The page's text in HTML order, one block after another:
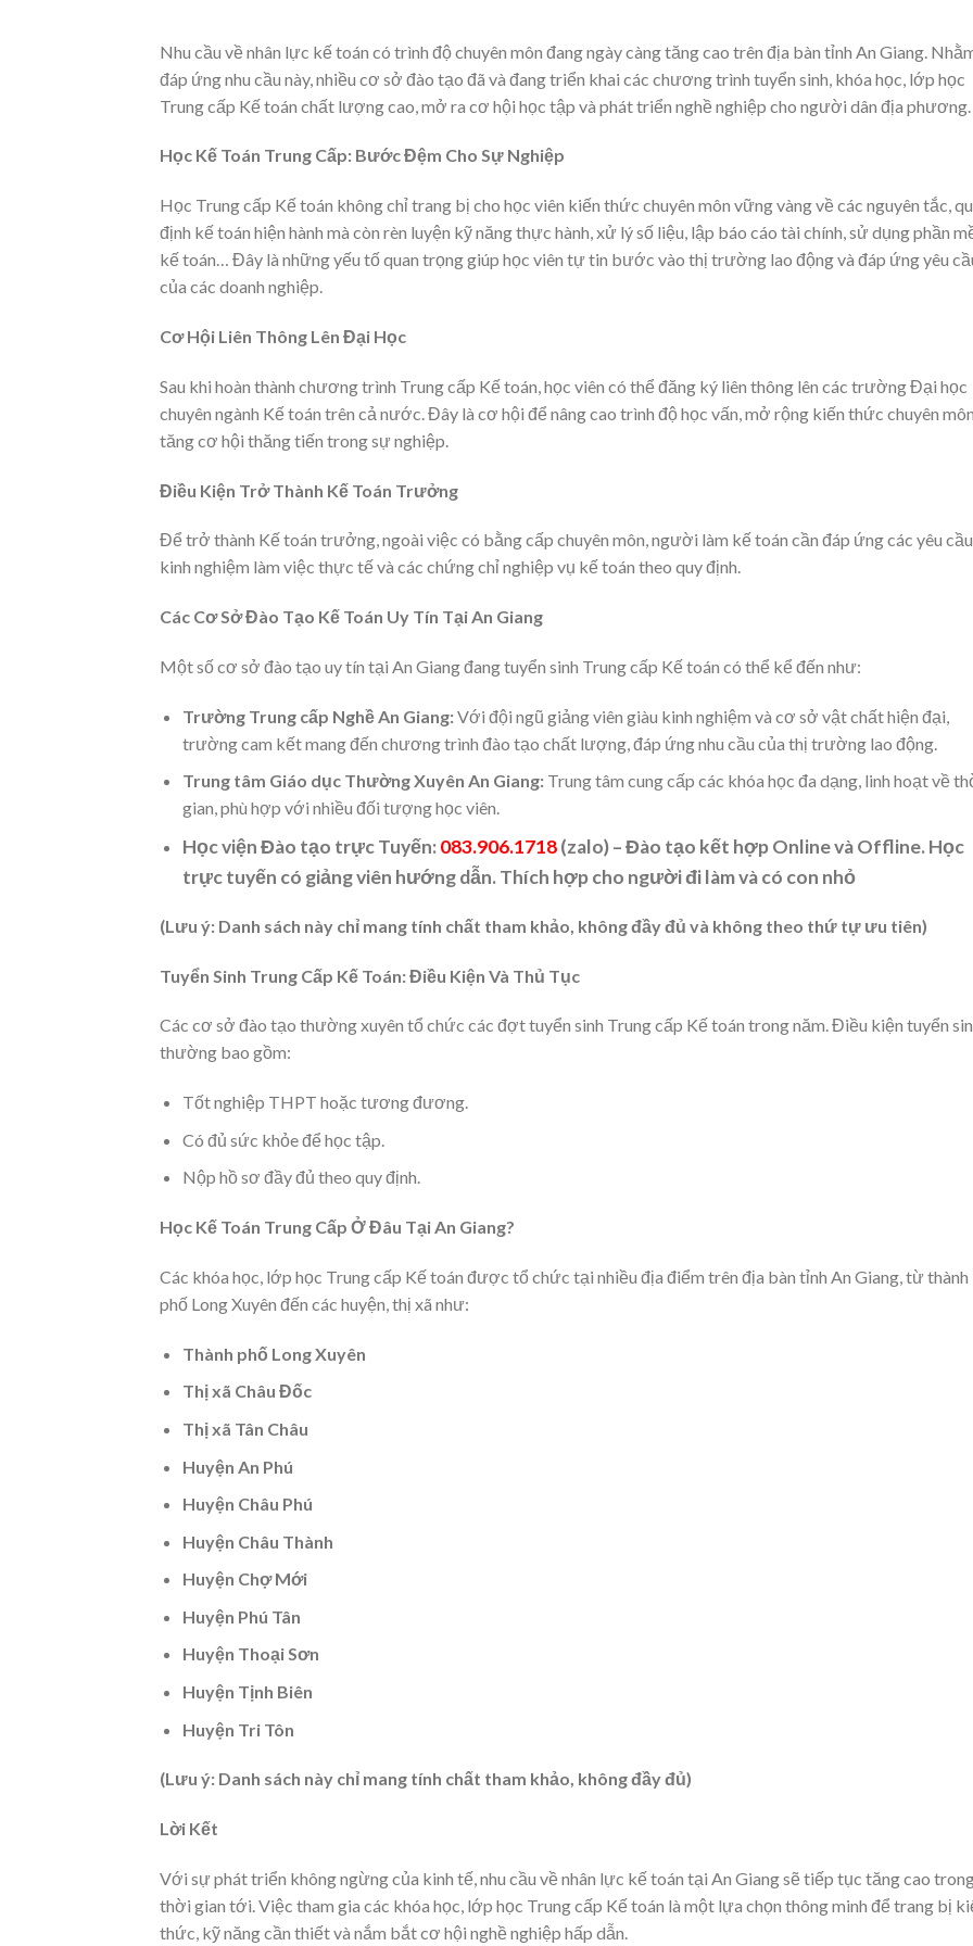
Nhu cầu về nhân lực kế toán có trình độ chuyên môn đang ngày càng tăng cao trên địa bàn tỉnh An Giang.
đáp ứng nhu cầu này, nhiều cơ sở đào tạo đã và đang triển khai các chương trình tuyển sinh, khóa học, lớp học
Trung cấp Kế toán chất lượng cao, mở ra cơ hội học tập và phát triển nghề nghiệp cho người dân địa phương.
Học Kế Toán Trung Cấp: Bước Đệm Cho Sự Nghiệp
Học Trung cấp Kế toán không chỉ trang bị cho học viên kiến thức chuyên môn vững vàng về các nguyên tắc,
định kế toán hiện hành mà còn rèn luyện kỹ năng thực hành, xử lý số liệu, lập báo cáo tài chính, sử dụng phần
kế toán… Đây là những yếu tố quan trọng giúp học viên tự tin bước vào thị trường lao động và đáp ứng yêu
của các doanh nghiệp.
Cơ Hội Liên Thông Lên Đại Học
Sau khi hoàn thành chương trình Trung cấp Kế toán, học viên có thể đăng ký liên thông lên các trường Đại học
chuyên ngành Kế toán trên cả nước. Đây là cơ hội để nâng cao trình độ học vấn, mở rộng kiến thức chuyên
tăng cơ hội thăng tiến trong sự nghiệp.
Điều Kiện Trở Thành Kế Toán Trưởng
Để trở thành Kế toán trưởng, ngoài việc có bằng cấp chuyên môn, người làm kế toán cần đáp ứng các yêu
kinh nghiệm làm việc thực tế và các chứng chỉ nghiệp vụ kế toán theo quy định.
Các Cơ Sở Đào Tạo Kế Toán Uy Tín Tại An Giang
Một số cơ sở đào tạo uy tín tại An Giang đang tuyển sinh Trung cấp Kế toán có thể kể đến như:
Trường Trung cấp Nghề An Giang:Với đội ngũ giảng viên giàu kinh nghiệm và cơ sở vật chất hiện đại,
trường cam kết mang đến chương trình đào tạo chất lượng, đáp ứng nhu cầu của thị trường lao động.
Trung tâm Giáo dục Thường Xuyên An Giang:Trung tâm cung cấp các khóa học đa dạng, linh hoạt về
gian, phù hợp với nhiều đối tượng học viên.
Học viện Đào tạo trực Tuyến:083.906.1718(zalo) – Đào tạo kết hợp Online và Offline. Học
trực tuyến có giảng viên hướng dẫn. Thích hợp cho người đi làm và có con nhỏ
(Lưu ý: Danh sách này chỉ mang tính chất tham khảo, không đầy đủ và không theo thứ tự ưu tiên)
Tuyển Sinh Trung Cấp Kế Toán: Điều Kiện Và Thủ Tục
Các cơ sở đào tạo thường xuyên tổ chức các đợt tuyển sinh Trung cấp Kế toán trong năm. Điều kiện tuyển
thường bao gồm:
Tốt nghiệp THPT hoặc tương đương.
Có đủ sức khỏe để học tập.
Nộp hồ sơ đầy đủ theo quy định.
Học Kế Toán Trung Cấp Ở Đâu Tại An Giang?
Các khóa học, lớp học Trung cấp Kế toán được tổ chức tại nhiều địa điểm trên địa bàn tỉnh An Giang, từ thành
phố Long Xuyên đến các huyện, thị xã như:
Thành phố Long Xuyên
Thị xã Châu Đốc
Thị xã Tân Châu
Huyện An Phú
Huyện Châu Phú
Huyện Châu Thành
Huyện Chợ Mới
Huyện Phú Tân
Huyện Thoại Sơn
Huyện Tịnh Biên
Huyện Tri Tôn
(Lưu ý: Danh sách này chỉ mang tính chất tham khảo, không đầy đủ)
Lời Kết
Với sự phát triển không ngừng của kinh tế, nhu cầu về nhân lực kế toán tại An Giang sẽ tiếp tục tăng cao
thời gian tới. Việc tham gia các khóa học, lớp học Trung cấp Kế toán là một lựa chọn thông minh để trang bị
thức, kỹ năng cần thiết và nắm bắt cơ hội nghề nghiệp hấp dẫn.